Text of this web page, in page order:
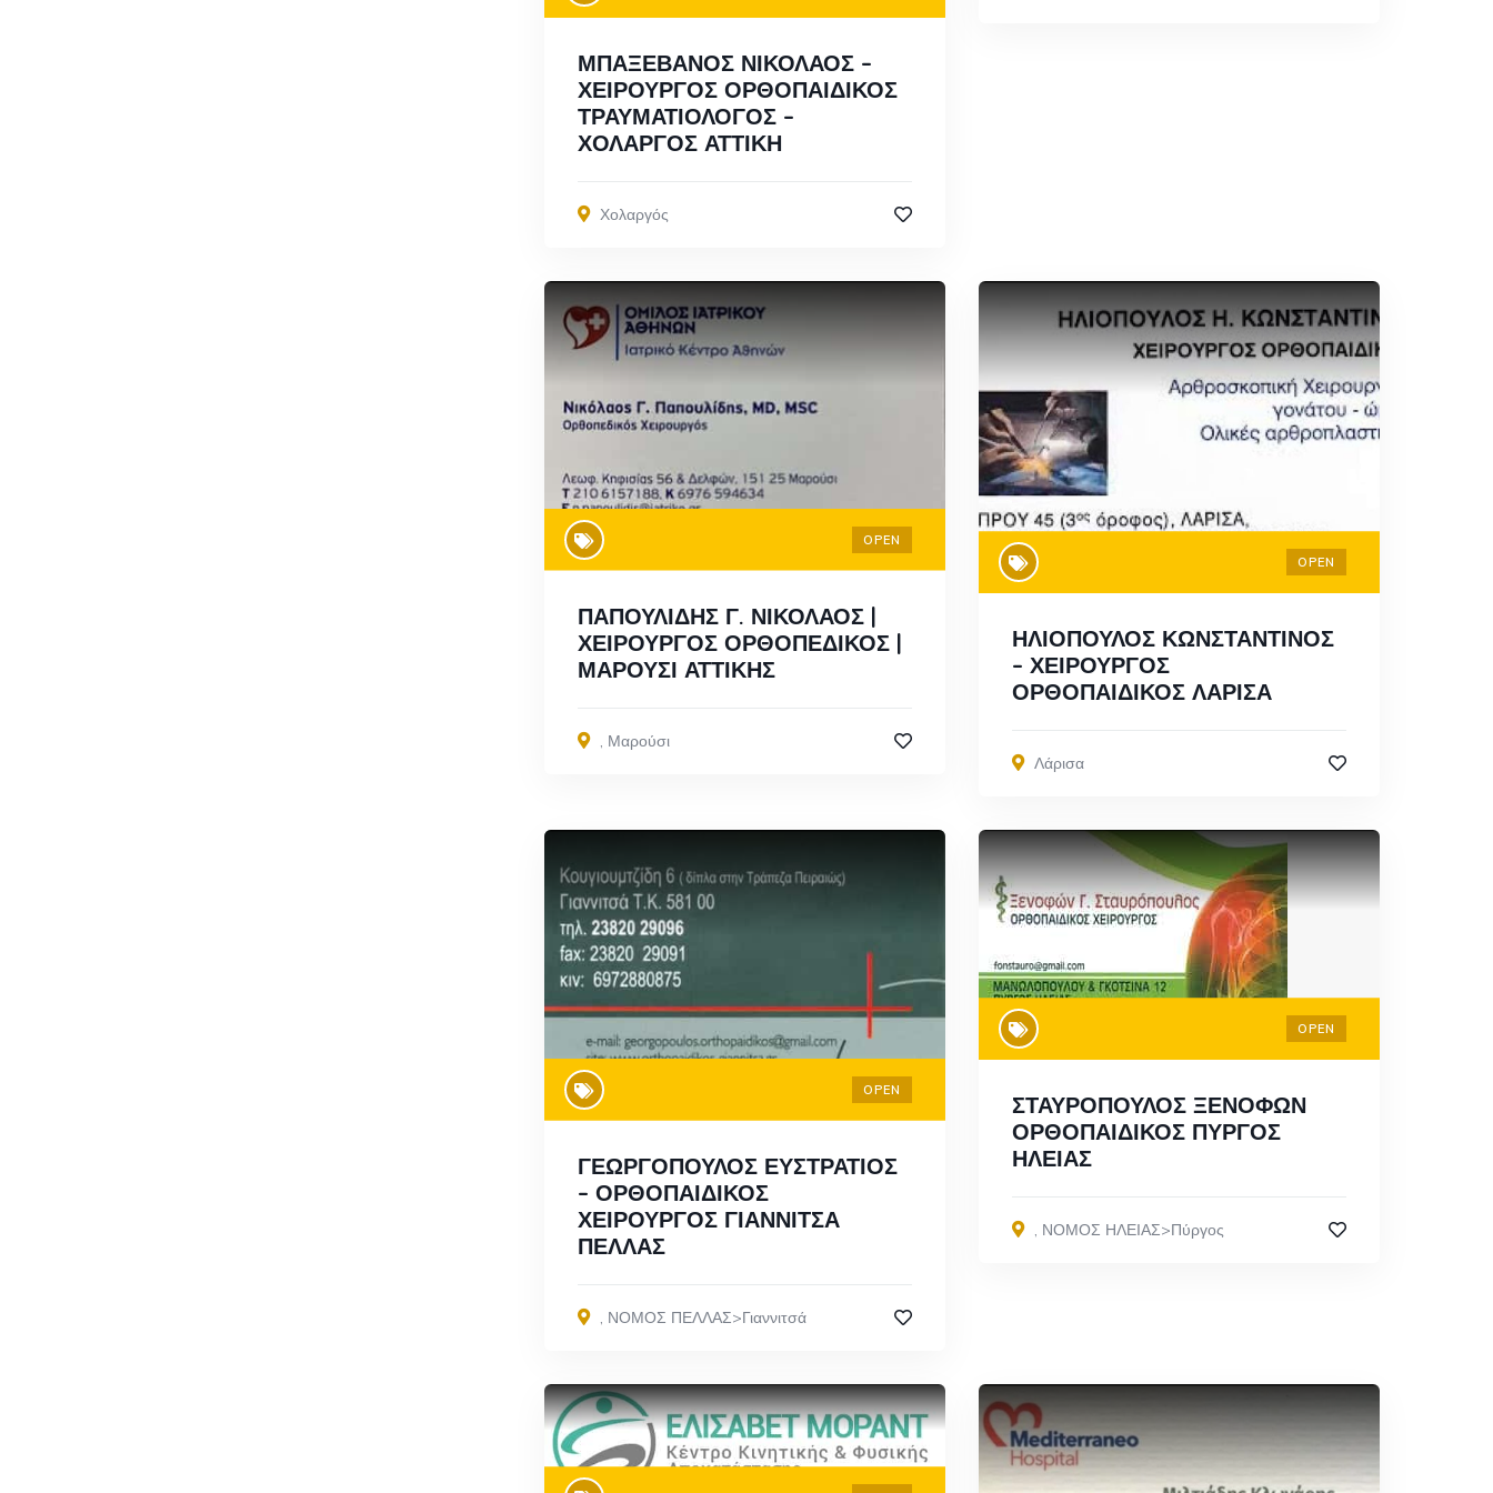
ΜΠΑΞΕΒΑΝΟΣ ΝΙΚΟΛΑΟΣ –
ΧΕΙΡΟΥΡΓΟΣ ΟΡΘΟΠΑΙΔΙΚΟΣ
ΤΡΑΥΜΑΤΙΟΛΟΓΟΣ –
ΧΟΛΑΡΓΟΣ ΑΤΤΙΚΗ
Χολαργός
OPEN
ΠΑΠΟΥΛΙΔΗΣ Γ. ΝΙΚΟΛΑΟΣ |
ΧΕΙΡΟΥΡΓΟΣ ΟΡΘΟΠΕΔΙΚΟΣ |
ΜΑΡΟΥΣΙ ΑΤΤΙΚΗΣ
Μαρούσι
OPEN
ΗΛΙΟΠΟΥΛΟΣ ΚΩΝΣΤΑΝΤΙΝΟΣ
– ΧΕΙΡΟΥΡΓΟΣ
ΟΡΘΟΠΑΙΔΙΚΟΣ ΛΑΡΙΣΑ
Λάρισα
OPEN
ΓΕΩΡΓΟΠΟΥΛΟΣ ΕΥΣΤΡΑΤΙΟΣ
– ΟΡΘΟΠΑΙΔΙΚΟΣ
ΧΕΙΡΟΥΡΓΟΣ ΓΙΑΝΝΙΤΣΑ
ΠΕΛΛΑΣ
, ΝΟΜΟΣ ΠΕΛΛΑΣ>Γιαννιτσά
OPEN
ΣΤΑΥΡΟΠΟΥΛΟΣ ΞΕΝΟΦΩΝ
ΟΡΘΟΠΑΙΔΙΚΟΣ ΠΥΡΓΟΣ
ΗΛΕΙΑΣ
, ΝΟΜΟΣ ΗΛΕΙΑΣ>Πύργος